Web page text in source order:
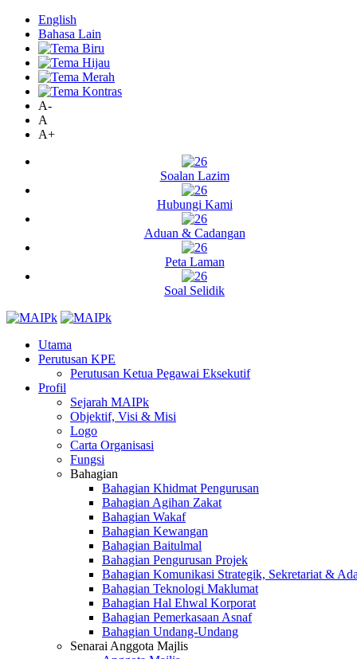
English
Bahasa Lain
A-
A
A+
Soalan Lazim
Hubungi Kami
Aduan & Cadangan
Peta Laman
Soal Selidik
Utama
Perutusan KPE
Perutusan Ketua Pegawai Eksekutif
Profil
Sejarah MAIPk
Objektif, Visi & Misi
Logo
Carta Organisasi
Fungsi
Bahagian
Bahagian Khidmat Pengurusan
Bahagian Agihan Zakat
Bahagian Wakaf
Bahagian Kewangan
Bahagian Baitulmal
Bahagian Pengurusan Projek
Bahagian Komunikasi Strategik, Sekretariat &
Bahagian Teknologi Maklumat
Bahagian Hal Ehwal Korporat
Bahagian Pemerkasaan Asnaf
Bahagian Undang-Undang
Senarai Anggota Majlis